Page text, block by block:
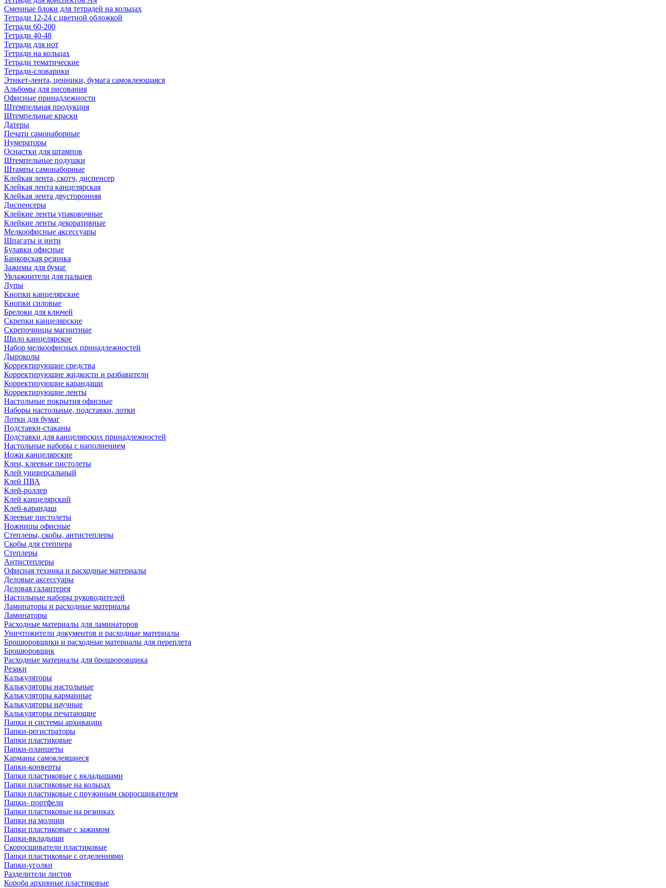
Сменные блоки для тетрадей на кольцах
Тетради 12-24 с цветной обложкой
Тетради 60-200
Тетради 40-48
Тетради для нот
Тетради на кольцах
Тетради тематические
Тетради-словарики
Этикет-лента, ценники, бумага самоклеющаяся
Альбомы для рисования
Офисные принадлежности
Штемпельная продукция
Штемпельные краски
Датеры
Печати самонаборные
Нумераторы
Оснастки для штампов
Штемпельные подушки
Штампы самонаборные
Клейкая лента, скотч, диспенсер
Клейкая лента канцелярская
Клейкая лента двусторонняя
Диспенсеры
Клейкие ленты упаковочные
Клейкие ленты декоративные
Мелкоофисные аксессуары
Шпагаты и нити
Булавки офисные
Банковская резинка
Зажимы для бумаг
Увлажнители для пальцев
Лупы
Кнопки канцелярские
Кнопки силовые
Брелоки для ключей
Скрепки канцелярские
Скрепочницы магнитные
Шило канцелярское
Набор мелкоофисных принадлежностей
Дыроколы
Корректирующие средства
Корректирующие жидкости и разбавители
Корректирующие карандаши
Корректирующие ленты
Настольные покрытия офисные
Наборы настольные, подставки, лотки
Лотки для бумаг
Подставки-стаканы
Подставки для канцелярских принадлежностей
Настольные наборы с наполнением
Ножи канцелярские
Клеи, клеевые пистолеты
Клей универсальный
Клей ПВА
Клей-роллер
Клей канцелярский
Клей-карандаш
Клеевые пистолеты
Ножницы офисные
Степлеры, скобы, антистеплеры
Скобы для степпера
Степлеры
Антистеплеры
Офисная техника и расходные материалы
Деловые аксессуары
Деловая галантерея
Настольные наборы руководителей
Ламинаторы и расходные материалы
Ламинаторы
Расходные материалы для ламинаторов
Уничтожители документов и расходные материалы
Брошюровщики и расходные материалы для переплета
Брошюровщик
Расходные материалы для брошюровщика
Резаки
Калькуляторы
Калькуляторы настольные
Калькуляторы карманные
Калькуляторы научные
Калькуляторы печатающие
Папки и системы архивации
Папки-регистраторы
Папки пластиковые
Папки-планшеты
Карманы самоклеящиеся
Папки-конверты
Папки пластиковые с вкладышами
Папки пластиковые на кольцах
Папки пластиковые с пружиным скоросшивателем
Папки- портфели
Папки пластиковые на резинках
Папки на молнии
Папки пластиковые с зажимом
Папки-вкладыши
Скоросшиватели пластиковые
Папки пластиковые с отделениями
Папки-уголки
Разделители листов
Короба архивные пластиковые